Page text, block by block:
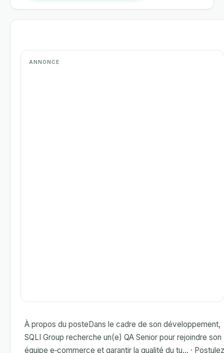
À propos du posteDans le cadre de son développement,
SQLI Group recherche un(e) QA Senior pour rejoindre son
équipe e‑commerce et garantir la qualité du tu... · Postulez